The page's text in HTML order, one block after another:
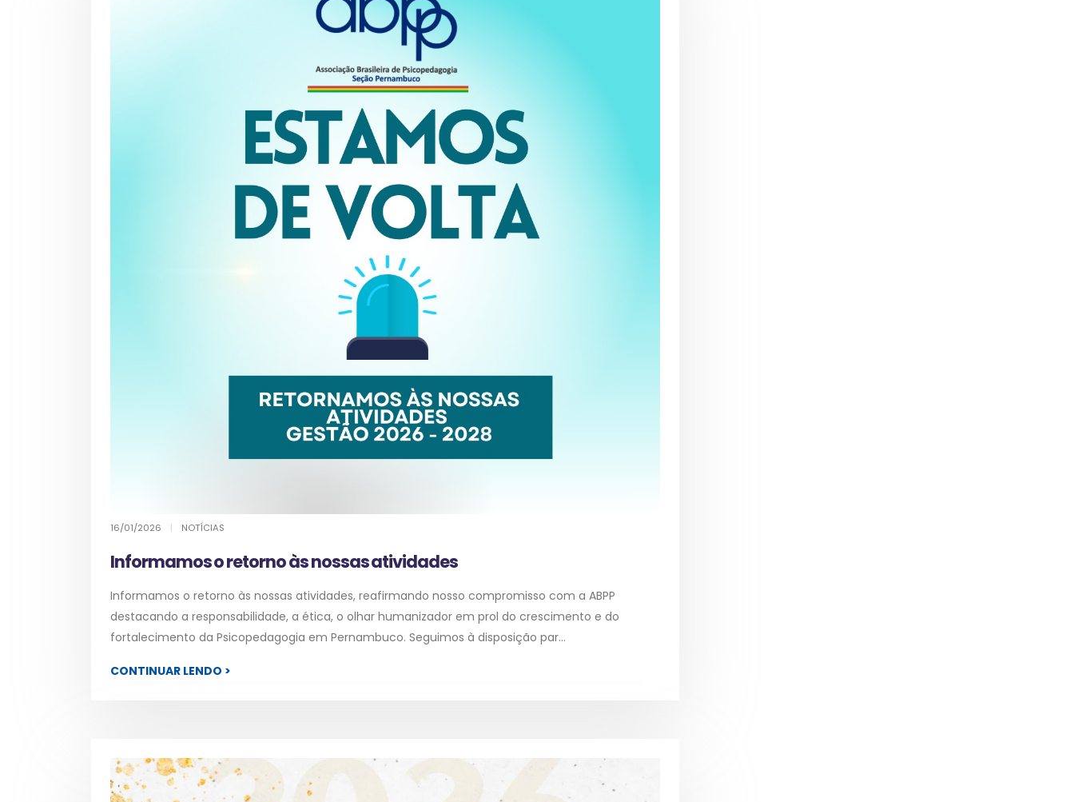
16/01/2026 | NOTÍCIAS
Informamos o retorno às nossas atividades
Informamos o retorno às nossas atividades, reafirmando nosso compromisso com a ABPP
destacando a responsabilidade, a ética, o olhar humanizador em prol do crescimento e do
fortalecimento da Psicopedagogia em Pernambuco. Seguimos à disposição par...
CONTINUAR LENDO >